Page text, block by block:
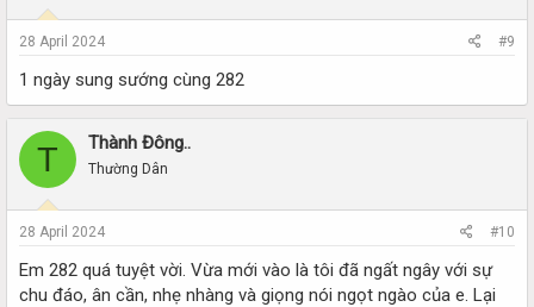
28 April 2024 #9
1 ngày sung sướng cùng 282
T Thành Đông..
Thường Dân
28 April 2024 #10
Em 282 quá tuyệt vời. Vừa mới vào là tôi đã ngất ngây với sự
chu đáo, ân cần, nhẹ nhàng và giọng nói ngọt ngào của e. Lại